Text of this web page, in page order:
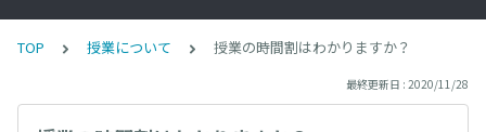
TOP 授業について 授業の時間割はわかりますか？
最終更新日 : 2020/11/28